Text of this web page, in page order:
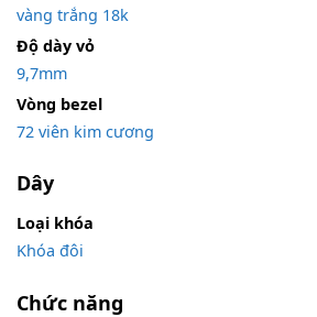
vàng trắng 18k
Độ dày vỏ
9,7mm
Vòng bezel
72 viên kim cương
Dây
Loại khóa
Khóa đôi
Chức năng